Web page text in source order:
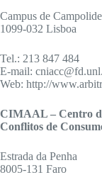
Campus de Campolide
1099-032 Lisboa
Tel.: 213 847 484
E-mail:
Web: http://
CIMAAL – Centro
Conflitos de
Estrada da Penha
8005-131 Faro